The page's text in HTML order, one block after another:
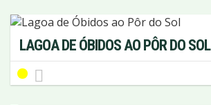
LAGOA DE ÓBIDOS AO PÔR DO SOL